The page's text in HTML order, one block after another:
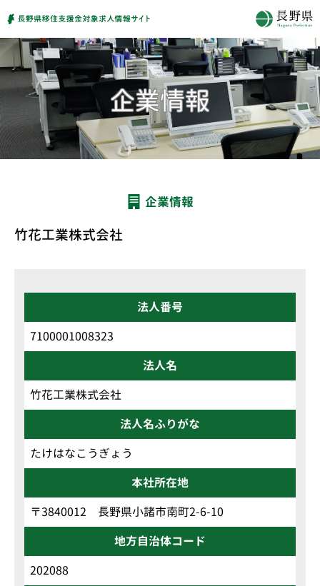
企業情報
竹花工業株式会社
法人番号
7100001008323
法人名
竹花工業株式会社
法人名ふりがな
たけはなこうぎょう
本社所在地
〒3840012 長野県小諸市南町2-6-10
地方自治体コード
202088